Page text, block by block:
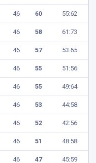
46 60 55:62
46 58 61:73
46 57 53:65
46 55 51:56
46 55 49:64
46 53 44:58
46 52 42:56
46 51 48:58
46 47 45:59